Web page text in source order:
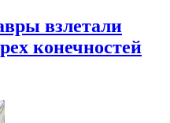
взлетали
конечностей